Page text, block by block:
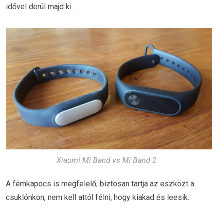
idővel derül majd ki.
Xiaomi Mi Band vs Mi Band 2
A fémkapocs is megfelelő, biztosan tartja az eszközt a
csuklónkon, nem kell attól félni, hogy kiakad és leesik.